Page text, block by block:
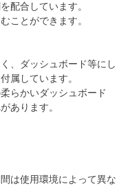
配合しています。
ことができます。
、ダッシュボード等にし
属しています。
らかいダッシュボード
あります。
は使用環境によって異な